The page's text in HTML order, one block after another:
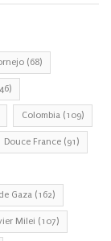
(68)
Colombia (109)
Douce France (91)
Gaza (162)
Milei (107)